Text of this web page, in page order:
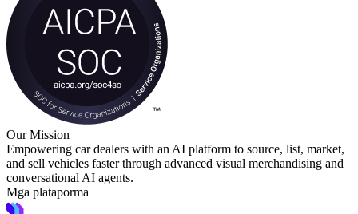
Our Mission
Empowering car dealers with an AI platform to source, list, market,
and sell vehicles faster through advanced visual merchandising and
conversational AI agents.
Mga plataporma